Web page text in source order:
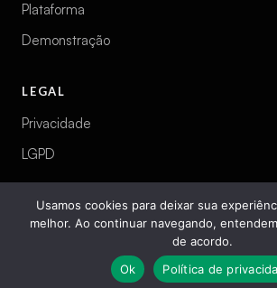
Plataforma
Demonstração
LEGAL
Privacidade
LGPD
© 2026 Arqgen. Todos os direitos
Usamos cookies para deixar sua
melhor. Ao continuar navegando,
de acordo.
Ok
Política de